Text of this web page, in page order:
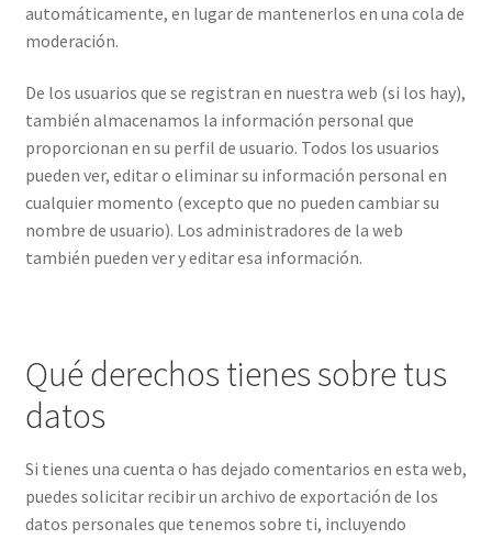
automáticamente, en lugar de mantenerlos en una cola de
moderación.
De los usuarios que se registran en nuestra web (si los hay),
también almacenamos la información personal que
proporcionan en su perfil de usuario. Todos los usuarios
pueden ver, editar o eliminar su información personal en
cualquier momento (excepto que no pueden cambiar su
nombre de usuario). Los administradores de la web
también pueden ver y editar esa información.
Qué derechos tienes sobre tus
datos
Si tienes una cuenta o has dejado comentarios en esta web,
puedes solicitar recibir un archivo de exportación de los
datos personales que tenemos sobre ti, incluyendo